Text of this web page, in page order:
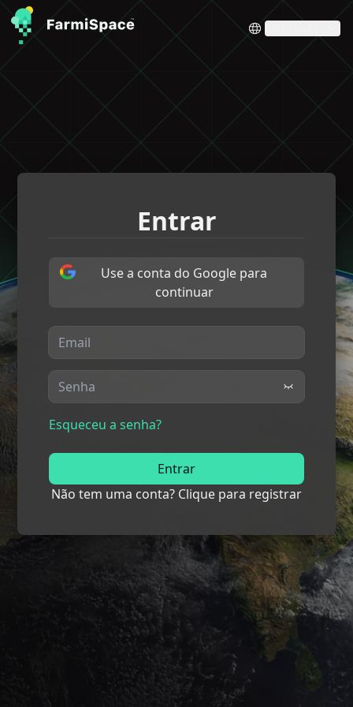
Português
Entrar
Use a conta do Google para
continuar
Esqueceu a senha?
Entrar
Não tem uma conta? Clique para registrar